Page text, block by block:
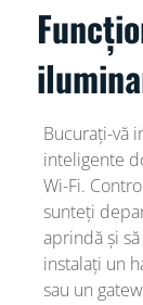
Bucurați-vă
inteligente
Wi-Fi.
sunteți
aprindă și
instalați un
sau un